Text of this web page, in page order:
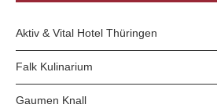
Aktiv & Vital Hotel Thüringen
Falk Kulinarium
Gaumen Knall